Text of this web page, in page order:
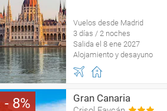
Vuelos desde Madrid
3 días / 2 noches
Salida el 8 ene 2027
Alojamiento y desayuno
8 Gran Canaria